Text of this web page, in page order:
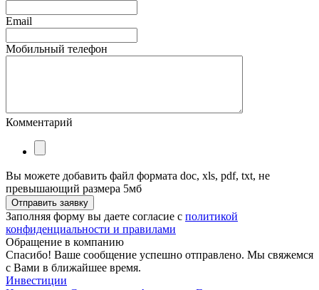
Email
Мобильный телефон
Комментарий
Вы можете добавить файл формата doc, xls, pdf, txt, не
превышающий размера 5мб
Отправить заявку
Заполняя форму вы даете согласие с политикой
конфиденциальности и правилами
Обращение в компанию
Спасибо! Ваше сообщение успешно отправлено. Мы свяжемся
с Вами в ближайшее время.
Инвестиции